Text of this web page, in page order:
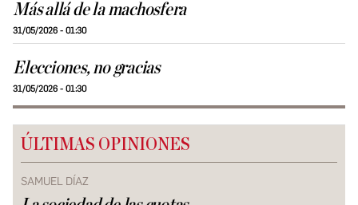
Más allá de la machosfera
31/05/2026 - 01:30
Elecciones, no gracias
31/05/2026 - 01:30
ÚLTIMAS OPINIONES
SAMUEL DÍAZ